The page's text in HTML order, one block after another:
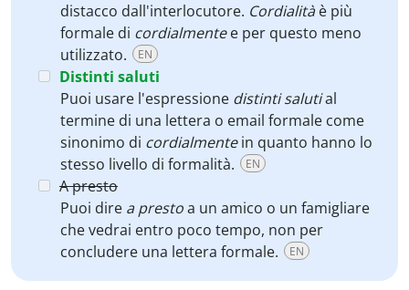
distacco dall'interlocutore. Cordialitàè più
formale di cordialmentee per questo meno
utilizzato.
EN
Distinti saluti
Puoi usare l'espressione distinti salutial
termine di una lettera o email formale come
sinonimo di cordialmentein quanto hanno lo
stesso livello di formalità.
EN
A presto
Puoi dire a prestoa un amico o un famigliare
che vedrai entro poco tempo, non per
concludere una lettera formale.
EN